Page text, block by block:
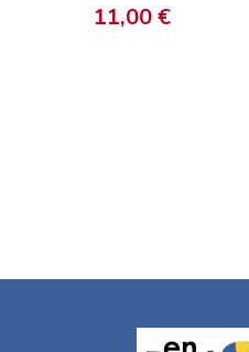
11,00 €